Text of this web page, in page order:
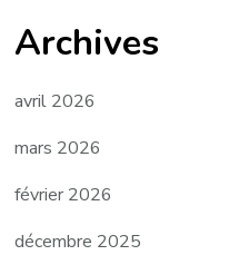
Archives
avril 2026
mars 2026
février 2026
décembre 2025